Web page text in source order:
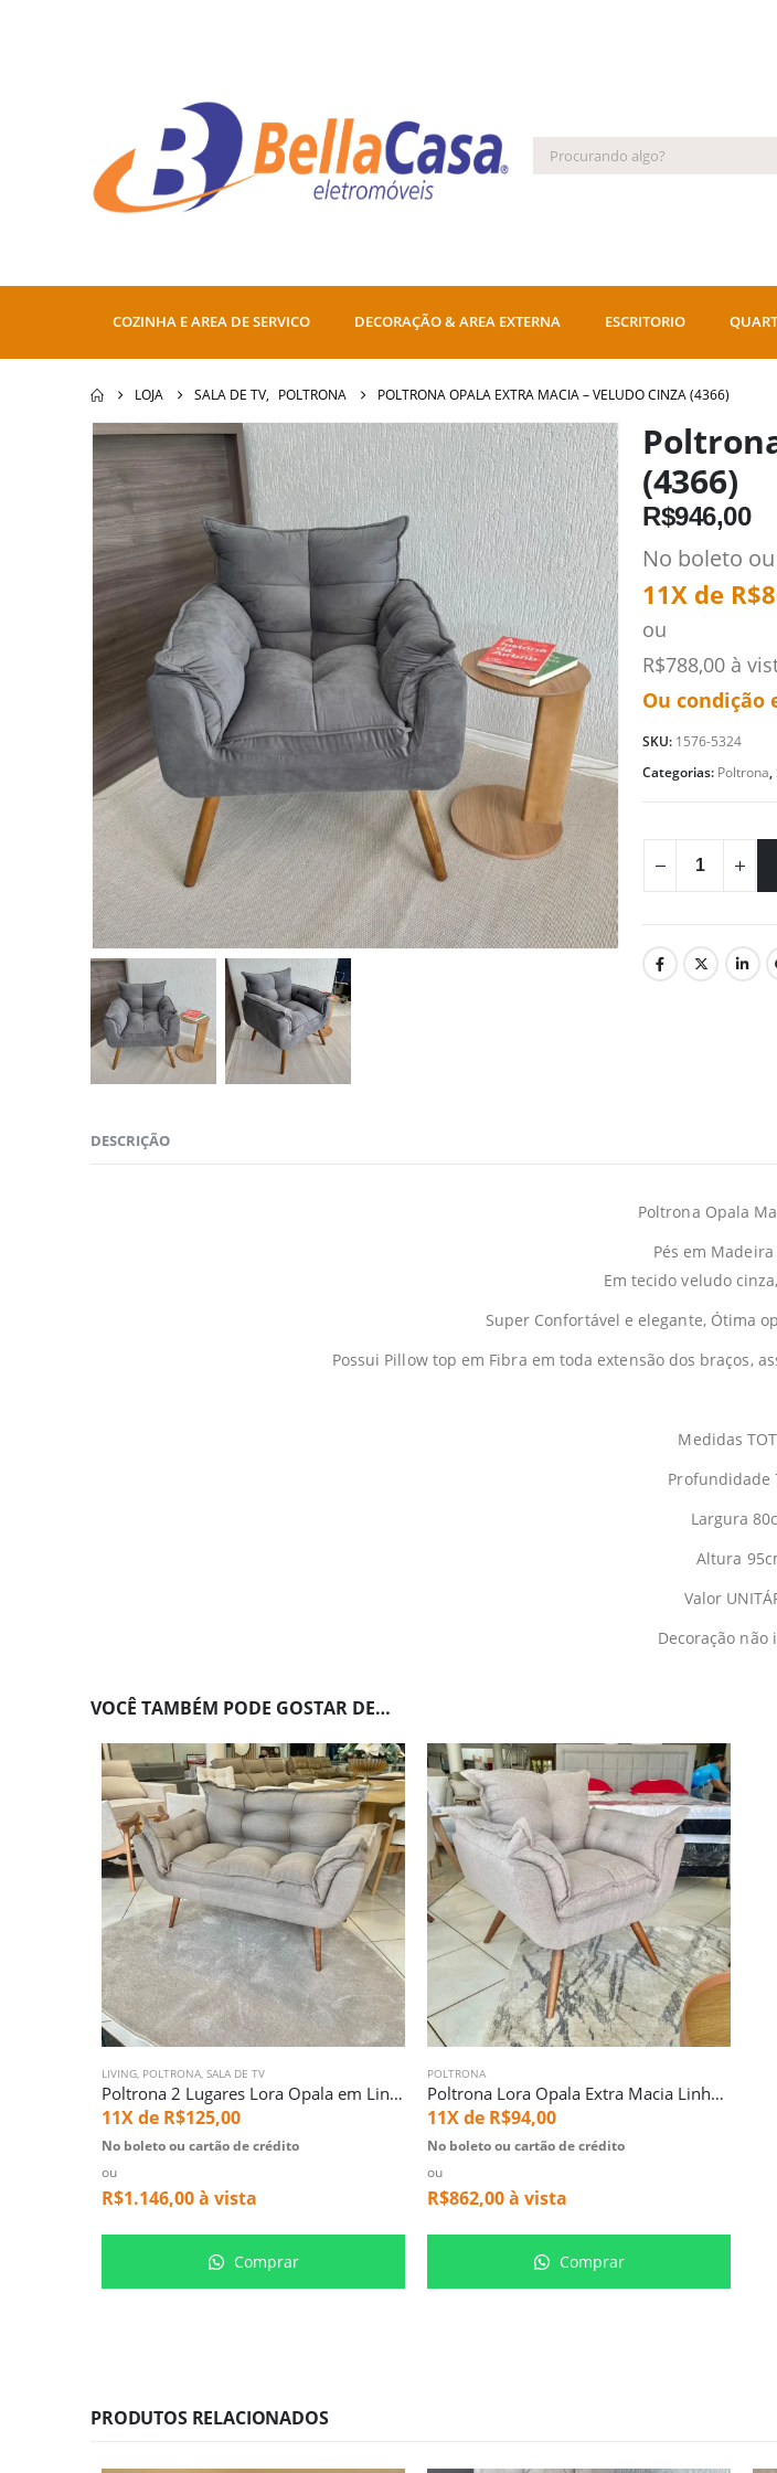
COZINHA E AREA DE SERVICO DECORAÇÃO & AREA EXTERNA ESCRITORIO
LOJA SALA DE TV, POLTRONA POLTRONA OPALA EXTRA MACIA – VELUDO CINZA (4366)
(4366)
R$946,00
No boleto
11X de R$
ou
R$788,00 à
Ou condição
SKU: 1576-5324
Categorias: Poltrona,
DESCRIÇÃO
Poltrona Opala
Pés em
Em tecido veludo
Super Confortável e elegante, Ótima
Possui Pillow top em Fibra em toda extensão dos braços,
Medidas
Profundidade
Largura
Altura
Valor
Decoração não
VOCÊ TAMBÉM PODE GOSTAR DE…
LIVING POLTRONA SALA DE TV
Poltrona 2 Lugares Lora Opala em Linho Marrom (4365)
11X de R$125,00
No boleto ou cartão de crédito
ou
R$1.146,00à vista
Comprar
POLTRONA
Poltrona Lora Opala Extra Macia Linho (4202)
11X de R$94,00
No boleto ou cartão de crédito
ou
R$862,00à vista
Comprar
PRODUTOS RELACIONADOS